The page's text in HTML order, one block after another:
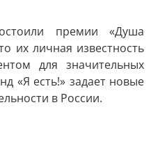
премии «Душа
их личная известность
для значительных
«Я есть!» задает новые
в России.